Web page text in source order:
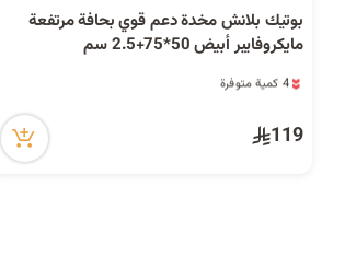
بوتيك بلانش مخدة دعم قوي بحافة مرتفعة
مايكروفايبر أبيض 50*75+2.5 سم
4 كمية متوفرة
5 مشاهدة مؤخراً
119